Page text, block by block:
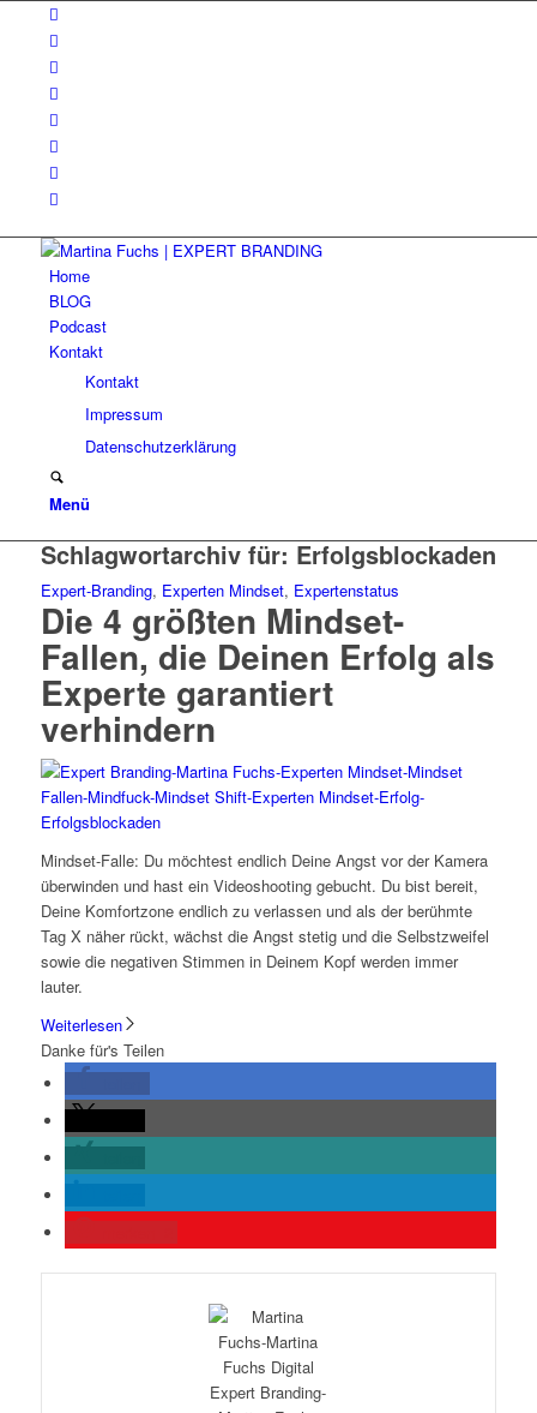
Home
BLOG
Podcast
Kontakt
Kontakt
Impressum
Datenschutzerklärung
Menü
Schlagwortarchiv für: Erfolgsblockaden
Expert-Branding, Experten Mindset, Expertenstatus
Die 4 größten Mindset-
Fallen, die Deinen Erfolg als
Experte garantiert
verhindern
Mindset-Falle: Du möchtest endlich Deine Angst vor der Kamera
überwinden und hast ein Videoshooting gebucht. Du bist bereit,
Deine Komfortzone endlich zu verlassen und als der berühmte
Tag X näher rückt, wächst die Angst stetig und die Selbstzweifel
sowie die negativen Stimmen in Deinem Kopf werden immer
lauter.
Weiterlesen
Danke für's Teilen